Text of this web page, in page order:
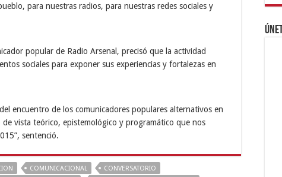
para nuestras radios, para nuestras redes sociales y
popular de Radio Arsenal, precisó que la actividad
sociales para exponer sus experiencias y fortalezas en
encuentro de los comunicadores populares alternativos en
vista teórico, epistemológico y programático que nos
sentenció.
COMUNICACIONAL
CONVERSATORIO